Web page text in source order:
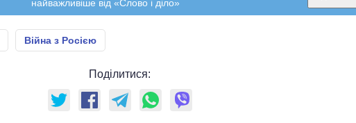
найважливіше від «Слово і діло»
Війна з Росією
Поділитися: